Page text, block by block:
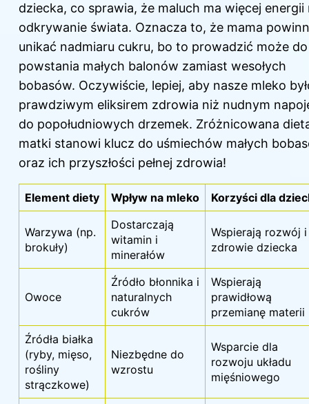
dziecka, co sprawia, że maluch ma więcej energii
odkrywanie świata. Oznacza to, że mama
unikać nadmiaru cukru, bo to prowadzić może do
powstania małych balonów zamiast wesołych
bobasów. Oczywiście, lepiej, aby nasze mleko
prawdziwym eliksirem zdrowia niż nudnym
do popołudniowych drzemek. Zróżnicowana
matki stanowi klucz do uśmiechów małych
oraz ich przyszłości pełnej zdrowia!
Element diety Wpływ na mleko Korzyści dla
Warzywa (np.
brokuły)
Dostarczają
witamin i
minerałów
Wspierają rozwój i
zdrowie dziecka
Owoce
Źródło błonnika i
naturalnych
cukrów
Wspierają
prawidłową
przemianę materii
Źródła białka
(ryby, mięso,
rośliny
strączkowe)
Niezbędne do
wzrostu
Wsparcie dla
rozwoju układu
mięśniowego